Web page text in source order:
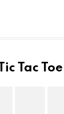
Tic Tac Toe